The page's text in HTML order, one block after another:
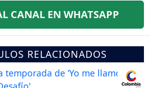
CANAL EN WHATSAPP
RELACIONADOS